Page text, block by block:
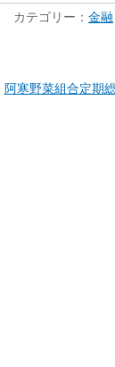
カテゴリー： 金融
阿寒野菜組合定期